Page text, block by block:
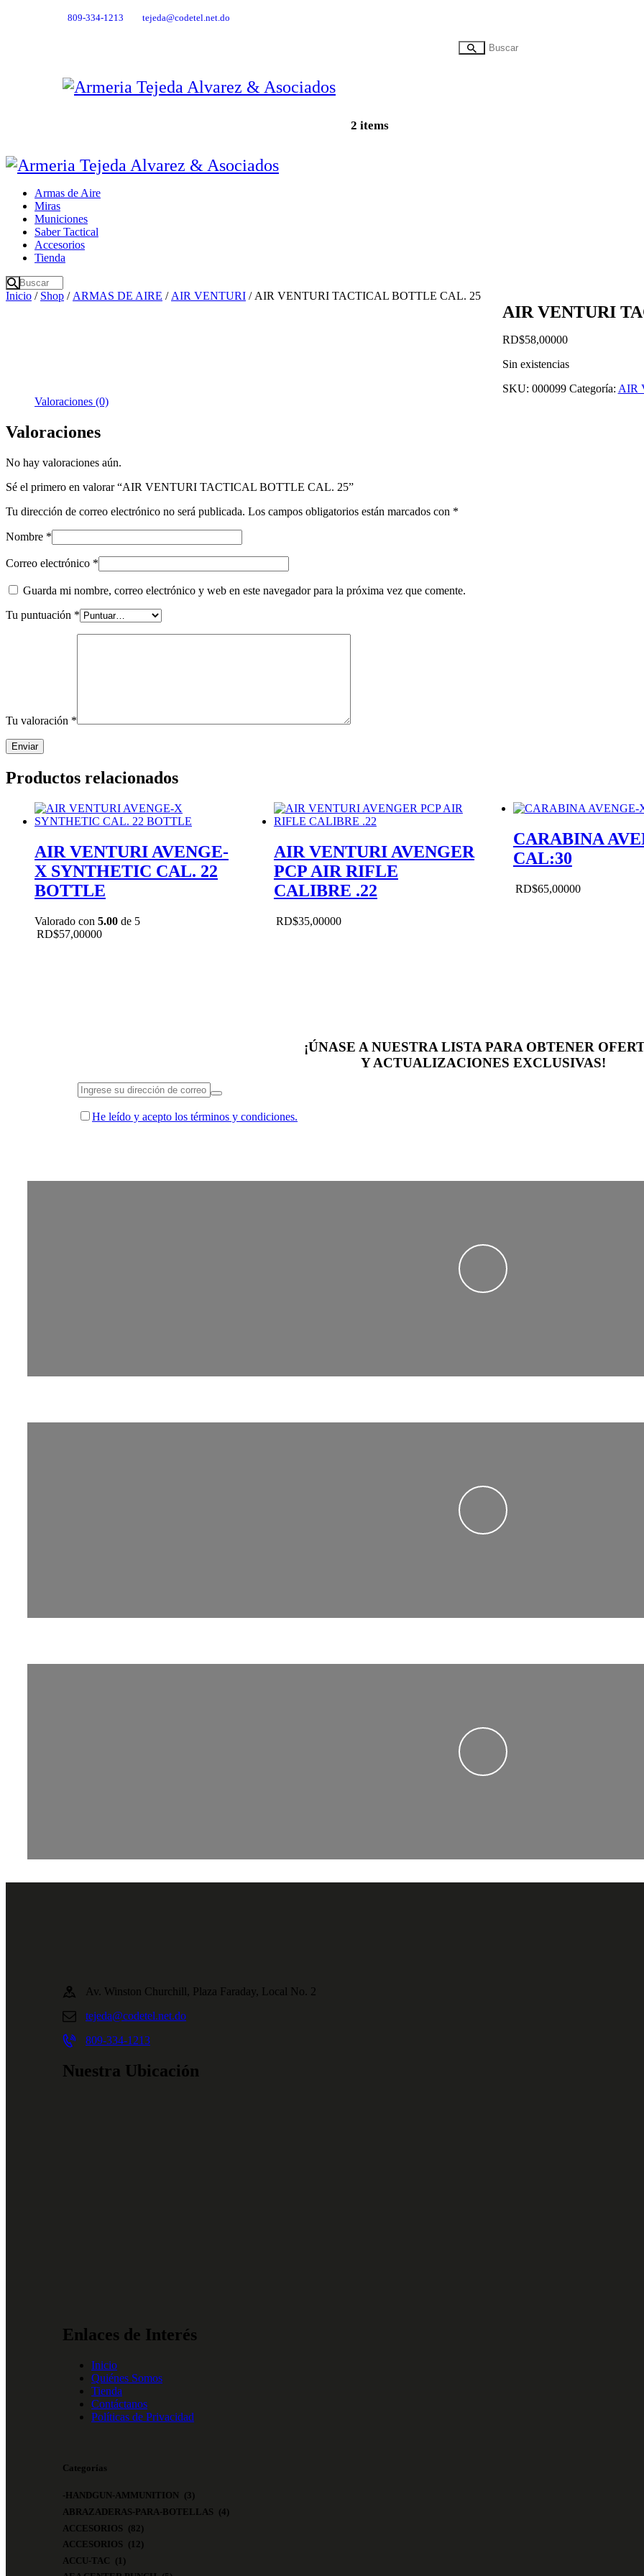
809-334-1213 tejeda@codetel.net.do
2 items
Armas de Aire
Miras
Municiones
Saber Tactical
Accesorios
Tienda
Inicio / Shop /ARMAS DE AIRE /AIR VENTURI / AIR VENTURI TACTICAL BOTTLE CAL. 25
AIR VENTURI
RD$58,00000
Sin existencias
SKU: 000099 Categoría: AIR
Valoraciones (0)
Valoraciones
No hay valoraciones aún.
Sé el primero en valorar “AIR VENTURI TACTICAL BOTTLE CAL. 25”
Tu dirección de correo electrónico no será publicada. Los campos obligatorios están marcados con *
Nombre *
Correo electrónico *
Guarda mi nombre, correo electrónico y web en este navegador para la próxima vez que comente.
Tu puntuación *
Tu valoración *
Productos relacionados
AIR VENTURI AVENGE-
X SYNTHETIC CAL. 22
BOTTLE
Valorado con 5.00 de 5
RD$57,00000
AIR VENTURI AVENGER
PCP AIR RIFLE
CALIBRE .22
RD$35,00000
CARABINA
CAL:30
RD$65,00000
¡ÚNASE A NUESTRA LISTA PARA OBTENER
Y ACTUALIZACIONES EXCLUSIVAS!
He leído y acepto los términos y condiciones.
Av. Winston Churchill, Plaza Faraday, Local No. 2
tejeda@codetel.net.do
809-334-1213
Nuestra Ubicación
Enlaces de Interés
Inicio
Quiénes Somos
Tienda
Contáctanos
Políticas de Privacidad
Categorías
-HANDGUN-AMMUNITION (3)
ABRAZADERAS-PARA-BOTELLAS (4)
ACCESORIOS (82)
ACCESORIOS (12)
ACCU-TAC
(1)